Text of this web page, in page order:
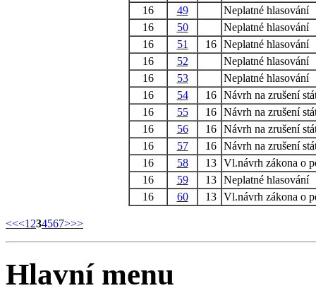
16
49
Neplatné hlasování
16
50
Neplatné hlasování
16
51 16 Neplatné hlasování
16
52
Neplatné hlasování
16
53
Neplatné hlasování
16
54 16 Návrh na zrušení
16
55 16 Návrh na zrušení
16
56 16 Návrh na zrušení
16
57 16 Návrh na zrušení
16
58 13 Vl.návrh zákona o
16
59 13 Neplatné hlasování
16
60 13 Vl.návrh zákona o
<<<1 234567>>>
Hlavní menu